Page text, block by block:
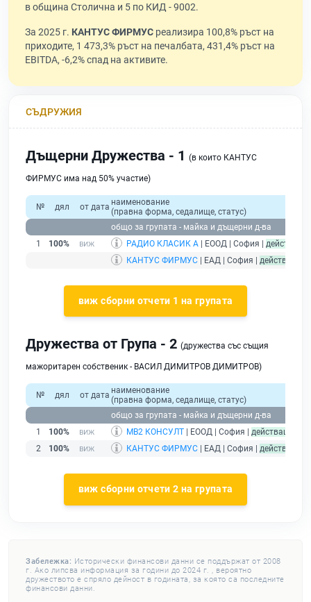
в община Столична и 5 по КИД - 9002.
За 2025 г. КАНТУС ФИРМУС реализира 100,8% ръст на
приходите, 1 473,3% ръст на печалбата, 431,4% ръст на
EBITDA, -6,2% спад на активите.
СЪДРУЖИЯ
Дъщерни Дружества - 1 (в които КАНТУС
ФИРМУС има над 50% участие)
№ дял от дата наименование
(правна форма, седалище, статус)
общо за групата - майка и дъщерни д-ва
1
100% РАДИО КЛАСИК А | ЕООД | София | действащ
КАНТУС ФИРМУС | ЕАД | София | действащ
виж сборни отчети 1 на групата
Дружества от Група - 2 (дружества със същия
мажоритарен собственик - ВАСИЛ ДИМИТРОВ ДИМИТРОВ)
№ дял от дата наименование
(правна форма, седалище, статус)
общо за групата - майка и дъщерни д-ва
1
100% МВ2 КОНСУЛТ | ЕООД | София | действащ
2
100% КАНТУС ФИРМУС | ЕАД | София | действащ
виж сборни отчети 2 на групата
Забележка: Исторически финансови данни се поддържат от 2008
г. Ако липсва информация за години до 2024 г. , вероятно
дружеството е спряло дейност в годината, за която са последните
финансови данни.